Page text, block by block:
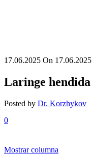
17.06.2025 On 17.06.2025
Laringe hendida
Posted by Dr. Korzhykov
0
Mostrar columna